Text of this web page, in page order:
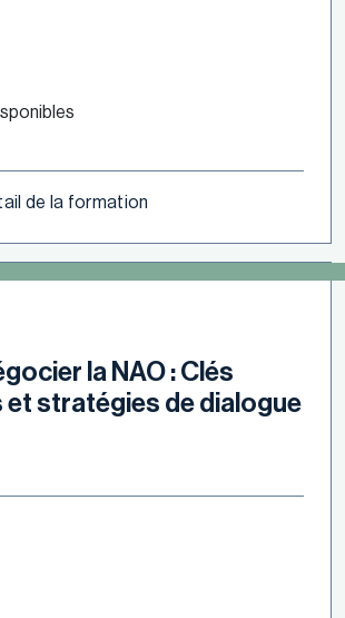
de la formation
la NAO : Clés
et stratégies de dialogue